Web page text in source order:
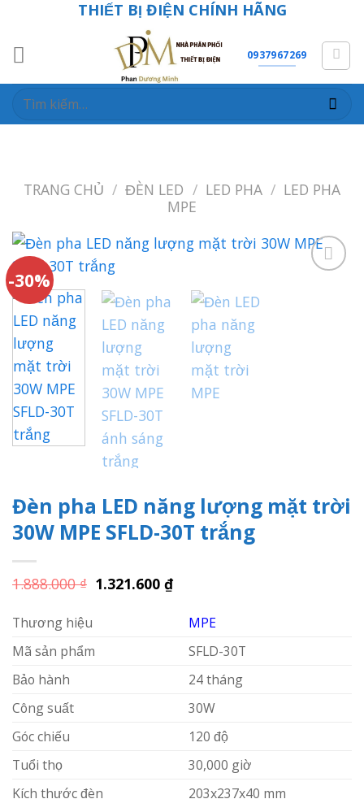
THIẾT BỊ ĐIỆN CHÍNH HÃNG
0937967269
Tìm
TRANG CHỦ / ĐÈN LED / LED PHA / LED PHA
MPE
-30%
Đèn pha LED năng lượng mặt trời
30W MPE SFLD-30T trắng
1.888.000₫ Giá
1.321.600₫Giá
Thương hiệu
MPE
Mã sản phẩm
SFLD-30T
Bảo hành
24 tháng
Công suất
30W
Góc chiếu
120 độ
Tuổi thọ
30,000 giờ
Kích thước đèn
203x237x40 mm